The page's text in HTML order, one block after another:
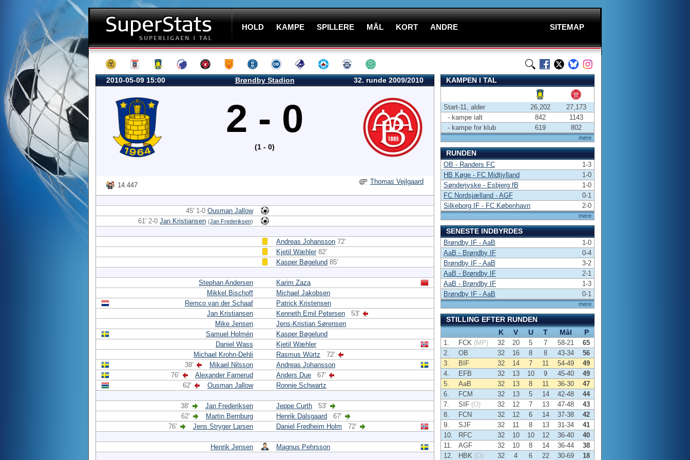
HOLD KAMPE SPILLERE MÅL KORT ANDRE SITEMAP
2010-05-09 15:00 Brøndby Stadion 32. runde 2009/2010
2 - 0
(1 - 0)
14.447 Thomas Vejlgaard
45' 1-0 Ousman Jallow
61' 2-0 Jan Kristiansen (Jan Frederiksen)
Andreas Johansson 72'
Kjetil Wæhler 82'
Kasper Bøgelund 85'
Stephan Andersen
Karim Zaza
Mikkel Bischoff
Michael Jakobsen
Remco van der Schaaf
Patrick Kristensen
Jan Kristiansen
Kenneth Emil Petersen
53'
Mike Jensen
Jens-Kristian Sørensen
Samuel Holmén
Kasper Bøgelund
Daniel Wass
Kjetil Wæhler
Michael Krohn-Dehli
Rasmus Würtz
72'
38'
Mikael Nilsson
Andreas Johansson
76'
Alexander Farnerud Anders Due
67'
62'
Ousman Jallow Ronnie Schwartz
38' Jan Frederiksen Jeppe Curth
53'
62'
Martin Bernburg Henrik Dalsgaard
67'
76'
Jens Stryger Larsen Daniel Fredheim Holm 72'
Henrik Jensen Magnus Pehrsson
KAMPEN I TAL
mere
Start-11, alder 26,202
27,173
- kampe ialt
842
1143
- kampe for klub
619 802
RUNDEN
mere
OB - Randers FC
1-3
HB Køge - FC Midtjylland
1-0
Sønderjyske - Esbjerg fB
1-0
FC Nordsjælland - AGF
0-1
Silkeborg IF - FC København
2-0
SENESTE INDBYRDES
mere
Brøndby IF - AaB
1-0
AaB - Brøndby IF
0-4
Brøndby IF - AaB
3-2
AaB - Brøndby IF
2-1
AaB - Brøndby IF
1-3
Brøndby IF - AaB
0-1
STILLING EFTER RUNDEN
K
V U T Mål P
1. FCK (MP) 32 20 5 7 58-21
65
2.
OB 32 16 8 8 43-34
56
3.
BIF 32 14 7 11 54-49
49
4.
EFB 32 13 10 9 45-40
49
5.
AaB 32 13 8 11 36-30
47
6.
FCM 32 13 5 14 42-48
44
7.
SIF (O) 32 12 7 13 47-48
43
8.
FCN 32 12 6 14 37-38
42
9.
SJF 32 11 8 13 31-34
41
10.
RFC 32 10 10 12 36-40
40
11.
AGF 32 10 8 14 36-44
38
12.
HBK (O) 32 4 6 22 30-69 18